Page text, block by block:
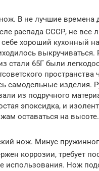
В не лучшие времена
распада СССР, не все
хороший кухонный
выкручиваться.
стали 65Г были
пространства
самодельные изделия.
из подручного
эпоксидка, и
оставаться на высоте.
нож. Минус
коррозии, требует
использования. Нож